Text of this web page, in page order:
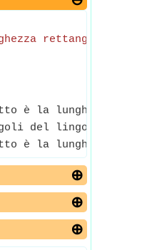
rettangolare
è la lunghezza
del lingotto è il
è la lunghezza